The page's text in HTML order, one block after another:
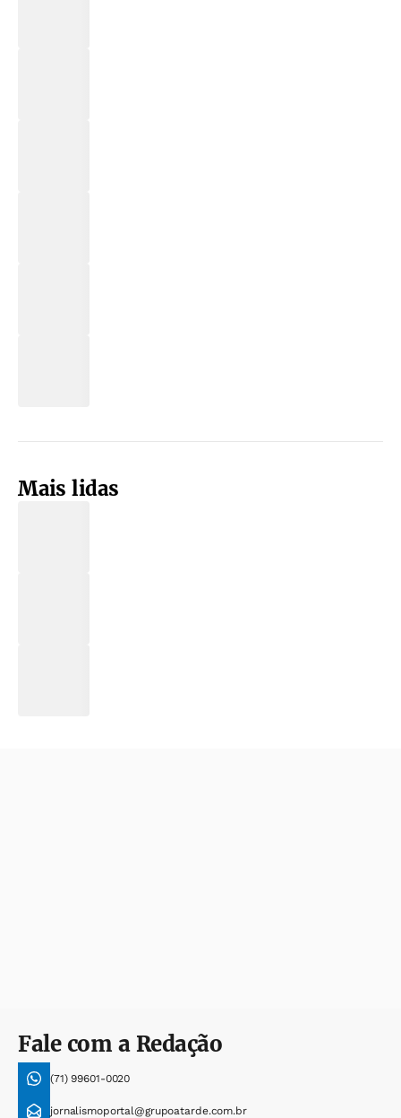
Mais lidas
Fale com a Redação
(71) 99601-0020
jornalismoportal@grupoatarde.com.br